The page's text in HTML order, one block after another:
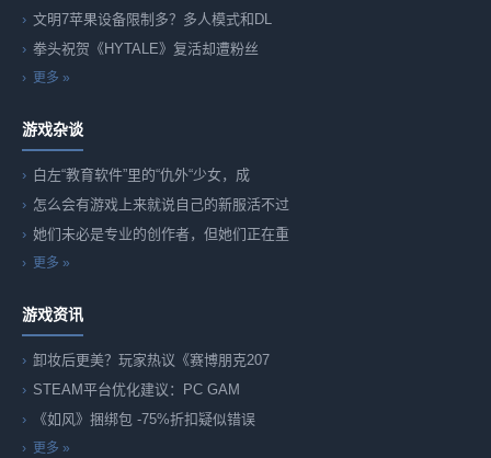
文明7苹果设备限制多？多人模式和DL
拳头祝贺《HYTALE》复活却遭粉丝
更多 »
游戏杂谈
白左“教育软件”里的“仇外“少女，成
怎么会有游戏上来就说自己的新服活不过
她们未必是专业的创作者，但她们正在重
更多 »
游戏资讯
卸妆后更美？玩家热议《赛博朋克207
STEAM平台优化建议：PC GAM
《如风》捆绑包 -75%折扣疑似错误
更多 »